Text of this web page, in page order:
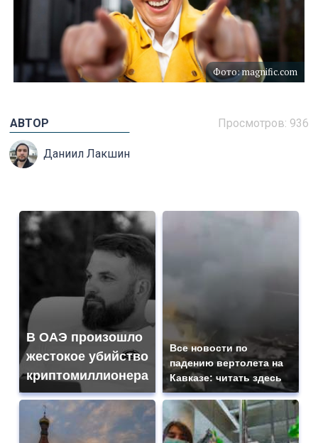
Фото: magnific.com
Просмотров: 936
АВТОР
Даниил Лакшин
В ОАЭ произошло
жестокое убийство
криптомиллионера
Все новости по
падению вертолета на
Кавказе: читать здесь